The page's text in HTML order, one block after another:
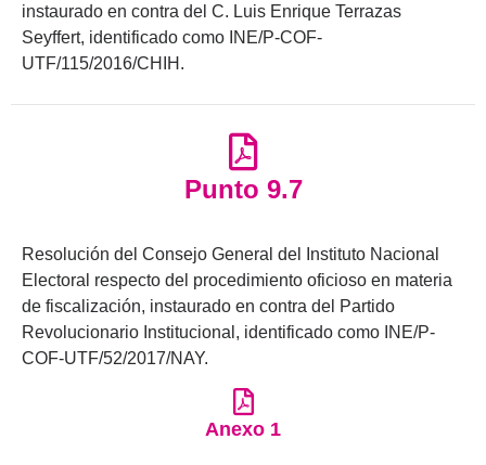
instaurado en contra del C. Luis Enrique Terrazas
Seyffert, identificado como INE/P-COF-
UTF/115/2016/CHIH.
Punto 9.7
Resolución del Consejo General del Instituto Nacional
Electoral respecto del procedimiento oficioso en materia
de fiscalización, instaurado en contra del Partido
Revolucionario Institucional, identificado como INE/P-
COF-UTF/52/2017/NAY.
Anexo 1